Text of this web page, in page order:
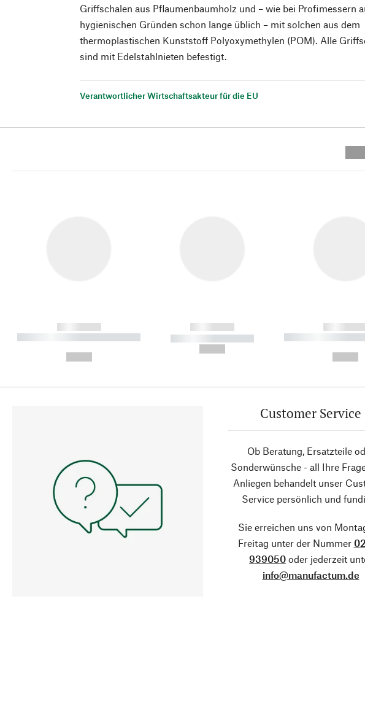
Griffschalen aus Pflaumenbaumholz und – wie bei Profimessern
hygienischen Gründen schon lange üblich – mit solchen aus dem
thermoplastischen Kunststoff Polyoxymethylen (POM). Alle
sind mit Edelstahlnieten befestigt.
Verantwortlicher Wirtschaftsakteur für die EU
------------
----------- ----------- ----------
------------
----------- -----------
-----------
Customer Service
Ob Beratung, Ersatzteile
Sonderwünsche - all Ihre
Anliegen behandelt unser
Service persönlich und
Sie erreichen uns von
Freitag unter der Nummer
939050 oder jederzeit
info@manufactum.de